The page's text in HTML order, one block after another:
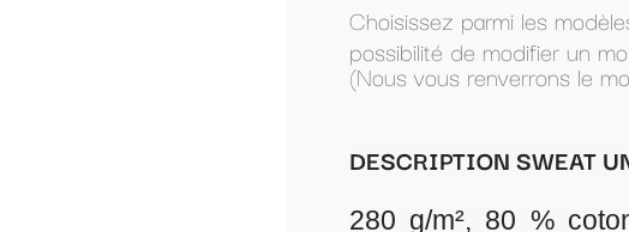
Choisissez parmi les modèles présentés, ou composez
possibilité de modifier un modèle présenté.
(Nous vous renverrons le modèle par mail pour accord
DESCRIPTION SWEAT UNISEXE AVEC CAPUCHE
280 g/m², 80 % coton ring spun peigné,